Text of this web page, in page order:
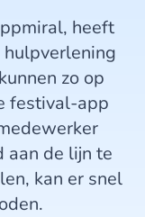
heeft
zo op
festival-app
aan de lijn te
kan er snel